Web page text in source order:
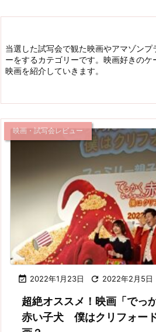
当選した試写会で観た映画やアマゾンプ
ーをするカテゴリーです。映画好きの
映画を紹介していきます。
 2022年1月23日  2022年2月5日
映画・試写会レビュー
超絶オススメ！映画「でっ
赤い子犬 僕はクリフォー